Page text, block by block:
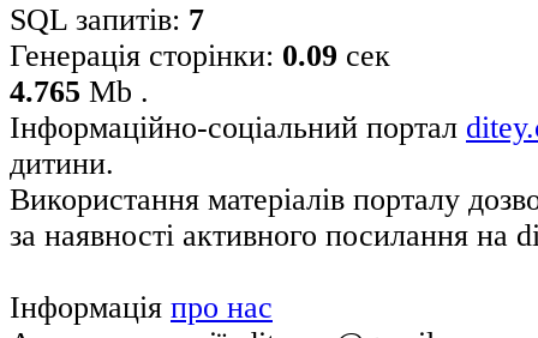
SQL запитів: 7
Генерація сторінки: 0.09 сек
4.765 Mb .
Інформаційно-соціальний портал
дитини.
Використання матеріалів порталу
за наявності активного посилання на
Інформація про нас